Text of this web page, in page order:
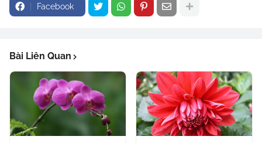
Facebook
Bài Liên Quan